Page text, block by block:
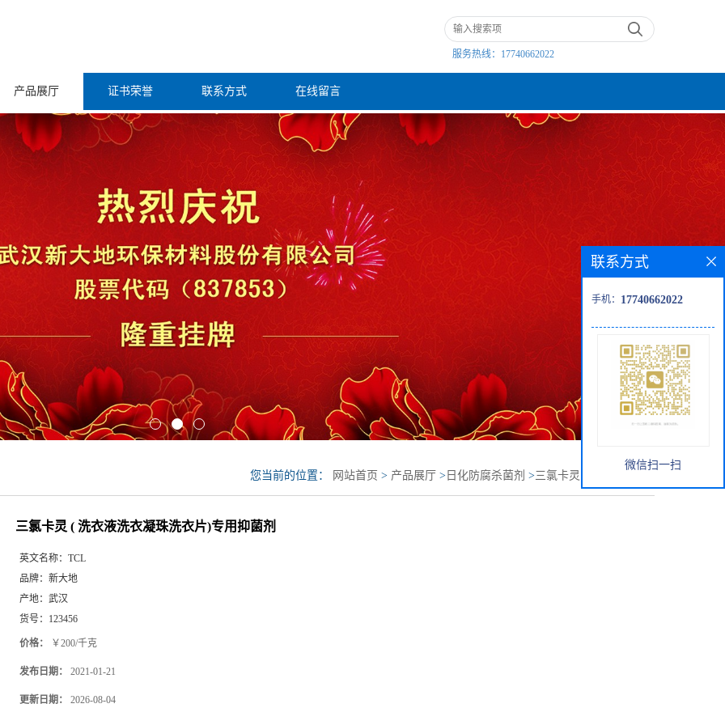
服务热线： 17740662022
产品展厅 证书荣誉 联系方式 在线留言
您当前的位置： 网站首页 > 产品展厅 > 日化防腐杀菌剂 >三氯卡灵 ( 洗衣液洗衣
三氯卡灵 ( 洗衣液洗衣凝珠洗衣片)专用抑菌剂
英文名称： TCL
品牌： 新大地
产地： 武汉
货号： 123456
价格： ￥200/千克
发布日期： 2021-01-21
更新日期： 2026-08-04
联系方式
手机： 17740662022
微信扫一扫